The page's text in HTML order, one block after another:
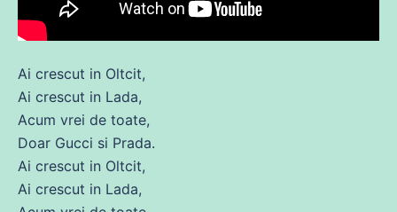
Ai crescut in Oltcit,
Ai crescut in Lada,
Acum vrei de toate,
Doar Gucci si Prada.
Ai crescut in Oltcit,
Ai crescut in Lada,